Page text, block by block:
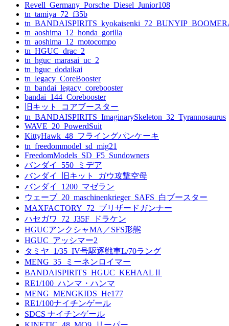
Revell_Germany_Porsche_Diesel_Junior108
tn_tamiya_72_f35b
tn_aoshima_12_honda_gorilla
tn_aoshima_12_motocompo
tn_HGUC_drac_2
tn_hguc_marasai_uc_2
tn_hguc_dodaikai
tn_legacy_CoreBooster
tn_bandai_legacy_corebooster
bandai_144_Corebooster
旧キット_コアブースター
tn_BANDAISPIRITS_ImaginarySkeleton_32_Tyrannosaurus
WAVE_20_PowerdSuit
KittyHawk_48_フライングパンケーキ
tn_freedommodel_sd_mig21
FreedomModels_SD_F5_Sundowners
バンダイ_550_ミデア
バンダイ_旧キット_ガウ攻撃空母
バンダイ_1200_マゼラン
ウェーブ_20_maschinenkrieger_SAFS_白ブースター
MAXFACTORY_72_ブリザードガンナー
ハセガワ_72_J35F_ドラケン
HGUCアンクシャMA／SFS形態
HGUC_アッシマー2
タミヤ_1/35_IV号駆逐戦車L/70ラング
MENG_35_ミーネンロイマー
BANDAISPIRITS_HGUC_KEHAALⅡ
RE1/100_ハンマ・ハンマ
MENG_MENGKIDS_He177
RE1/100ナイチンゲール
SDCS ナイチンゲール